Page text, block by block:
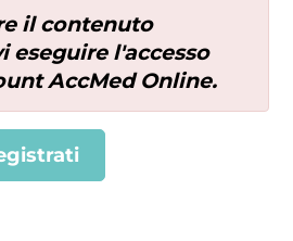
il contenuto
eseguire l'accesso
AccMed Online.